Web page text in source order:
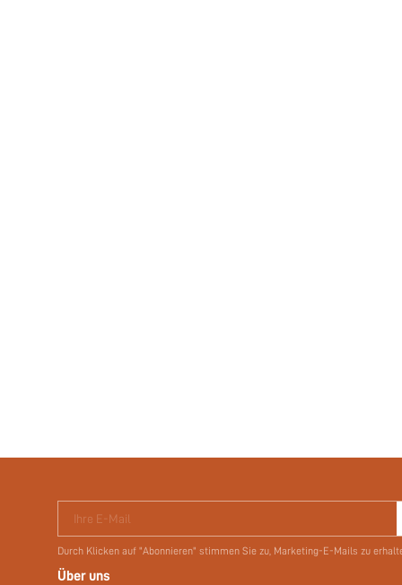
Ihre E-Mail
Durch Klicken auf "Abonnieren" stimmen Sie zu, Marketing-E-Mails zu
Über uns